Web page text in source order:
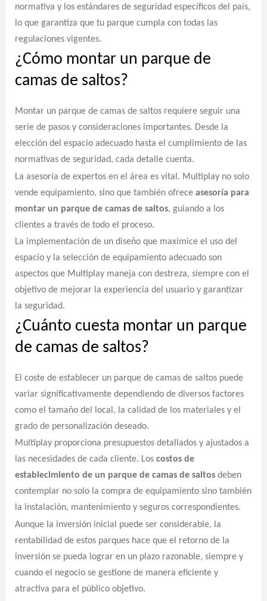
normativa y los estándares de seguridad específicos del país,
lo que garantiza que tu parque cumpla con todas las
regulaciones vigentes.
¿Cómo montar un parque de
camas de saltos?
Montar un parque de camas de saltos requiere seguir una
serie de pasos y consideraciones importantes. Desde la
elección del espacio adecuado hasta el cumplimiento de las
normativas de seguridad, cada detalle cuenta.
La asesoría de expertos en el área es vital. Multiplay no solo
vende equipamiento, sino que también ofrece asesoría para
montar un parque de camas de saltos, guiando a los
clientes a través de todo el proceso.
La implementación de un diseño que maximice el uso del
espacio y la selección de equipamiento adecuado son
aspectos que Multiplay maneja con destreza, siempre con el
objetivo de mejorar la experiencia del usuario y garantizar
la seguridad.
¿Cuánto cuesta montar un parque
de camas de saltos?
El coste de establecer un parque de camas de saltos puede
variar significativamente dependiendo de diversos factores
como el tamaño del local, la calidad de los materiales y el
grado de personalización deseado.
Multiplay proporciona presupuestos detallados y ajustados a
las necesidades de cada cliente. Los costos de
establecimiento de un parque de camas de saltosdeben
contemplar no solo la compra de equipamiento sino también
la instalación, mantenimiento y seguros correspondientes.
Aunque la inversión inicial puede ser considerable, la
rentabilidad de estos parques hace que el retorno de la
inversión se pueda lograr en un plazo razonable, siempre y
cuando el negocio se gestione de manera eficiente y
atractiva para el público objetivo.